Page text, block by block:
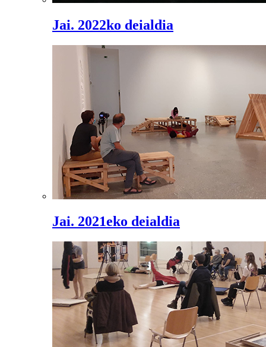
Jai. 2022ko deialdia
Jai. 2021eko deialdia